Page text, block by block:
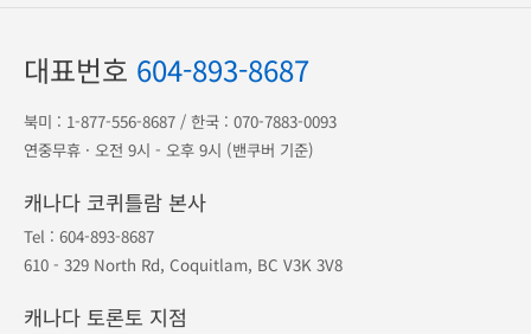
대표번호 604-893-8687
북미 : 1-877-556-8687 / 한국 : 070-7883-0093
연중무휴 · 오전 9시 - 오후 9시 (밴쿠버 기준)
캐나다 코퀴틀람 본사
Tel : 604-893-8687
610 - 329 North Rd, Coquitlam, BC V3K 3V8
캐나다 토론토 지점